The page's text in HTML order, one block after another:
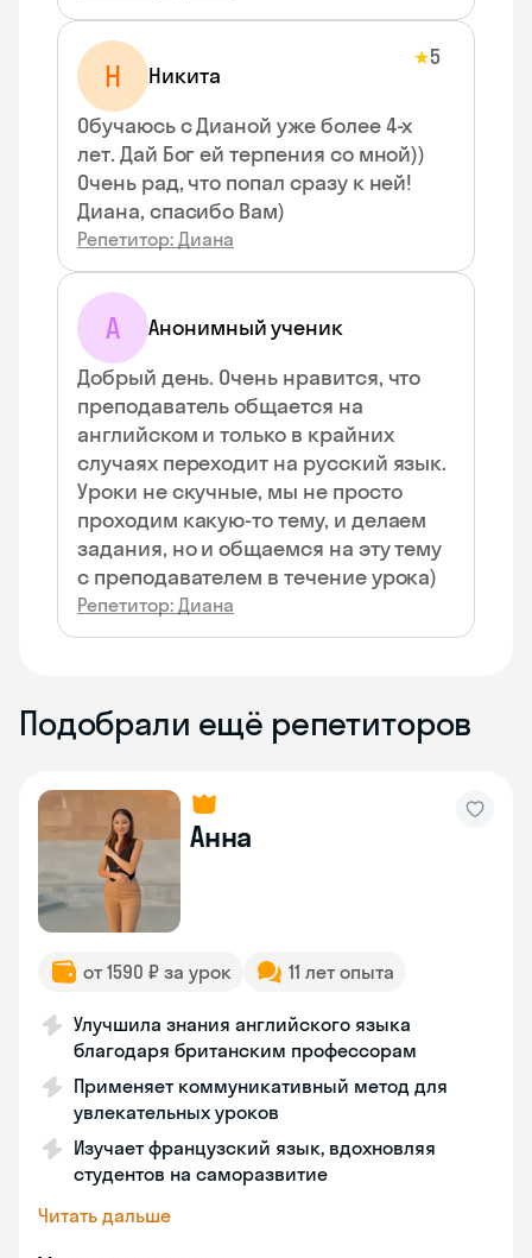
Н Никита
★5
Обучаюсь с Дианой уже более 4-х
лет. Дай Бог ей терпения со мной))
Очень рад, что попал сразу к ней!
Диана, спасибо Вам)
Репетитор: Диана
А
Анонимный ученик
Добрый день. Очень нравится, что
преподаватель общается на
английском и только в крайних
случаях переходит на русский язык.
Уроки не скучные, мы не просто
проходим какую-то тему, и делаем
задания, но и общаемся на эту тему
с преподавателем в течение урока)
Репетитор: Диана
Подобрали ещё репетиторов
Анна
от 1590 ₽ за урок 11 лет опыта
Улучшила знания английского языка
благодаря британским профессорам
Применяет коммуникативный метод для
увлекательных уроков
Изучает французский язык, вдохновляя
студентов на саморазвитие
Читать дальше